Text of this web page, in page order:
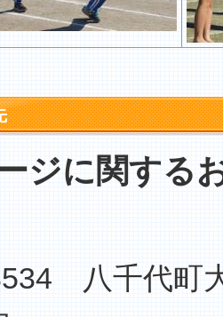
ジに関する
八千代町